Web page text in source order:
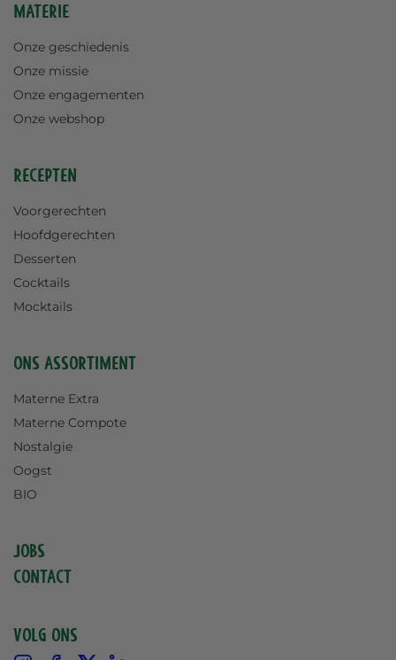
Materie
Onze geschiedenis
Onze missie
Onze engagementen
Onze webshop
Recepten
Voorgerechten
Hoofdgerechten
Desserten
Cocktails
Mocktails
Ons assortiment
Materne Extra
Materne Compote
Nostalgie
Oogst
BIO
Jobs
Contact
Volg ons